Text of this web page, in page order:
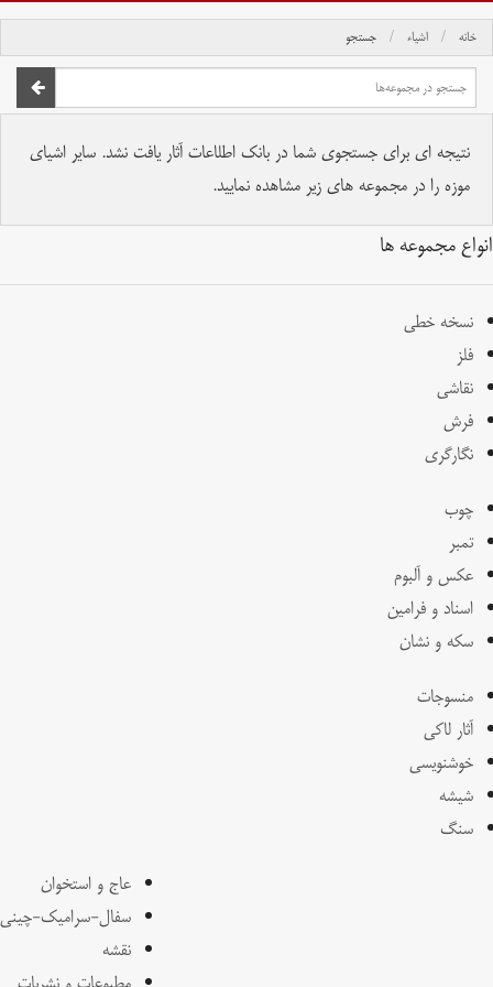
خانه اشیاء جستجو
نتیجه ای برای جستجوی شما در بانک اطلاعات آثار یافت نشد. سایر اشیای
موزه را در مجموعه های زیر مشاهده نمایید.
انواع مجموعه ها
نسخه خطی
فلز
نقاشی
فرش
نگارگری
چوب
تمبر
عکس و آلبوم
اسناد و فرامین
سکه و نشان
منسوجات
آثار لاکی
خوشنویسی
شیشه
سنگ
عاج و استخوان
سفال-سرامیک-چینی
نقشه
تمام حقوق برای موسسه کتابخانه و موزه ملی ملک محفوظ است.